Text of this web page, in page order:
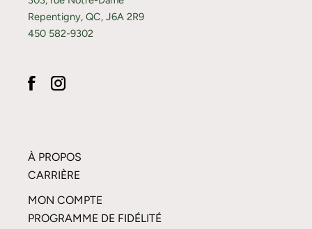
Repentigny, QC, J6A 2R9
450 582-9302
À PROPOS
CARRIÈRE
MON COMPTE
PROGRAMME DE FIDÉLITÉ